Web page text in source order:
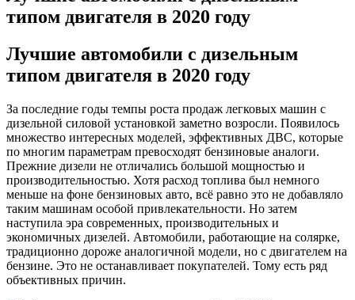
автомобили
с
двигателя
в
типом двигателя в 2020 году
Лучшие автомобили с дизельным
типом двигателя в 2020 году
За последние годы темпы роста продаж легковых машин с
дизельной силовой установкой заметно возросли. Появилось
множество интересных моделей, эффективных ДВС, которые
по многим параметрам превосходят бензиновые аналоги.
Прежние дизели не отличались большой мощностью и
производительностью. Хотя расход топлива был немного
меньше на фоне бензиновых авто, всё равно это не добавляло
таким машинам особой привлекательности. Но затем
наступила эра современных, производительных и
экономичных дизелей. Автомобили, работающие на солярке,
традиционно дороже аналогичной модели, но с двигателем на
бензине. Это не останавливает покупателей. Тому есть ряд
объективных причин.